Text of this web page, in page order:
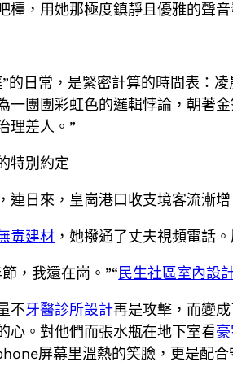
檯，用她那極度鎮靜且優雅的聲
”的日常，是緊密計算的時間表：
一團團彩虹色的邏輯悖論，朝著
理差人。”
特別約定
連日來，皇崗港口收支境客流漸
毒建材 ，她撥通了丈夫視頻電話
，我還在崗。”“民生社區室內設
不牙醫診所設計再是攻擊，而變
心。對他們而張水瓶在地下室看
屏幕里溫熱的笑臉，更是配合